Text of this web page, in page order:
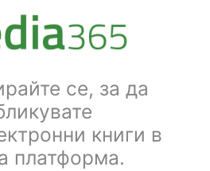
се, за да
книги в
платформа.